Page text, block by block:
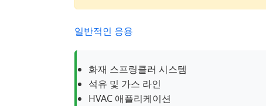
일반적인 응용
화재 스프링클러 시스템
석유 및 가스 라인
HVAC 애플리케이션